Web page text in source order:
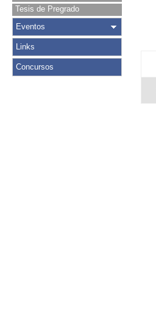
Tesis de Pregrado
Eventos
Links
Concursos